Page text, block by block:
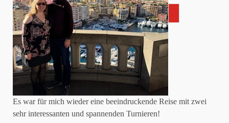
Es war für mich wieder eine beeindruckende Reise mit zwei
sehr interessanten und spannenden Turnieren!